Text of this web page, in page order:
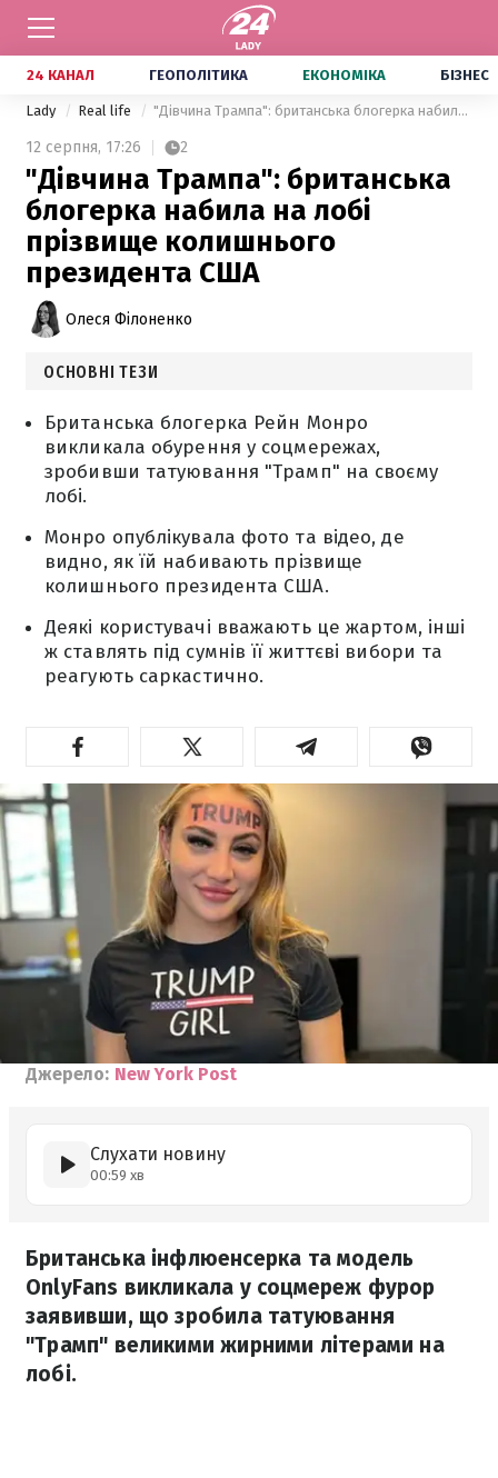
24 КАНАЛ ГЕОПОЛІТИКА ЕКОНОМІКА БІЗНЕС
Lady Real life "Дівчина Трампа": британська блогерка набила на лобі прізвище колишнього президента США
12 серпня, 17:26 2
"Дівчина Трампа": британська
блогерка набила на лобі
прізвище колишнього
президента США
Олеся Філоненко
ОСНОВНІ ТЕЗИ
Британська блогерка Рейн Монро
викликала обурення у соцмережах,
зробивши татуювання "Трамп" на своєму
лобі.
Монро опублікувала фото та відео, де
видно, як їй набивають прізвище
колишнього президента США.
Деякі користувачі вважають це жартом, інші
ж ставлять під сумнів її життєві вибори та
реагують саркастично.
Джерело: New York Post
Слухати новину
00:59 хв
Британська інфлюенсерка та модель
OnlyFans викликала у соцмереж фурор
заявивши, що зробила татуювання
"Трамп" великими жирними літерами на
лобі.